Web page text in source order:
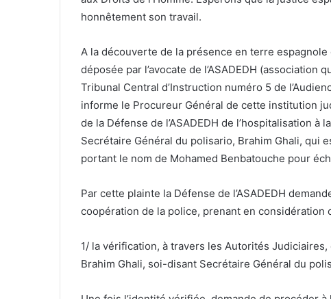
honnêtement son travail.
A la découverte de la présence en terre
déposée par l’avocate de l’ASADEDH
Tribunal Central d’Instruction numéro 5 de
informe le Procureur Général de cette institution
de la Défense de l’ASADEDH de l’hospitalisation
Secrétaire Général du polisario, Brahim Ghali, qui
portant le nom de Mohamed Benbatouche pour
Par cette plainte la Défense de l’ASADEDH
coopération de la police, prenant en considération
1/ la vérification, à travers les Autorités
Brahim Ghali, soi-disant Secrétaire Général du